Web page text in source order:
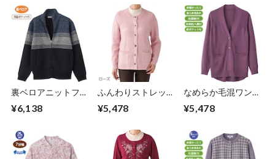
裏ベロアニットフル
ジップジャケット
（紳士）
¥6,138
ふんわりストレッチ
ワンタッチテ－プニ
ットカ－ディガン
¥5,478
なめらか毛混ワンタ
ッチテ－プニットカ
－ディガン（婦人）
¥5,478